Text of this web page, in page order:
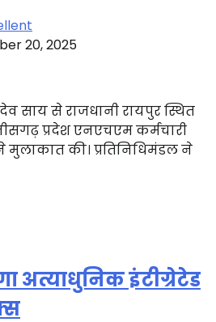
20, 2025
साय से राजधानी रायपुर स्थित
प्रदेश एनएचएम कर्मचारी
की। प्रतिनिधिमंडल ने
अत्याधुनिक इंटीग्रेटेड